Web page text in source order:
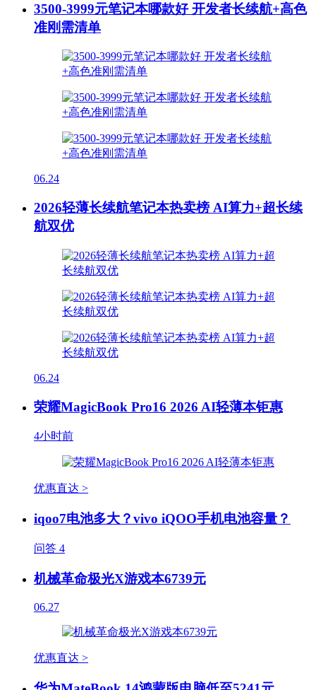
3500-3999元笔记本哪款好 开发者长续航+高色
准刚需清单
06.24
2026轻薄长续航笔记本热卖榜 AI算力+超长续
航双优
06.24
荣耀MagicBook Pro16 2026 AI轻薄本钜惠
4小时前
优惠直达 >
iqoo7电池多大？vivo iQOO手机电池容量？
问答 4
机械革命极光X游戏本6739元
06.27
优惠直达 >